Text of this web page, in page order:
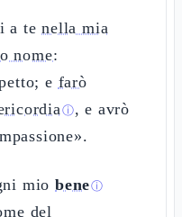
a tenella mia
nome:
e farò
ⓘ, e avrò
mio beneⓘ
del